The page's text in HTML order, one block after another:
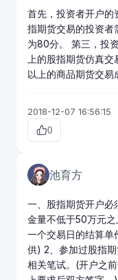
首先，投资者开户
指期货交易的投资者
为80分。 第三，投
上的股指期货仿真
以上的商品期货交易
2018-12-07 16:56:15
0
池育方
一、股指期货开户必
金量不低于50万元
一个交易日的结算单
供) 2、参加过股指
相关笔试。(开户之